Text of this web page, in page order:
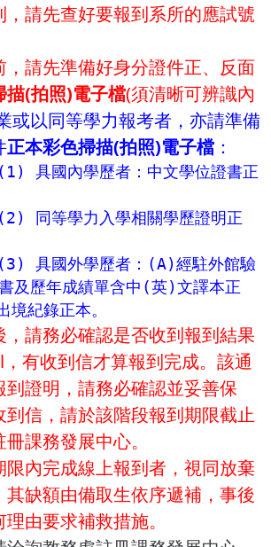
，請先查好要報到系所的應試號
，請先準備好身分證件正、反面
描(拍照)電子檔(須清晰可辨識內
或以同等學力報考者，亦請準備
正本彩色掃描(拍照)電子檔 ：
及歷年成績單含中(英)文譯本正
紀錄正本。
，請務必確認是否收到報到結果
有收到信才算報到完成。該通
到證明，請務必確認並妥善保
到信，請於該階段報到期限截止
課務發展中心。
限內完成線上報到者，視同放棄
其缺額由備取生依序遞補，事後
由要求補救措施。